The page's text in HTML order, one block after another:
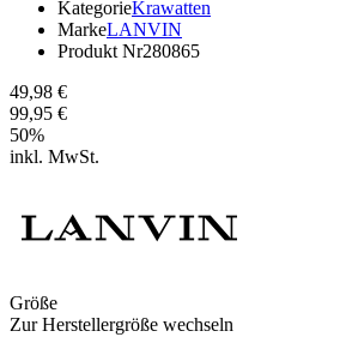
KategorieKrawatten
MarkeLANVIN
Produkt Nr280865
49,98 €
99,95 €
50%
inkl. MwSt.
Größe
Zur Herstellergröße wechseln